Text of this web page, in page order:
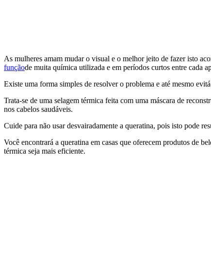
As mulheres amam mudar o visual e o melhor jeito de fazer isto
funçãode muita química utilizada e em períodos curtos entre cada
Existe uma forma simples de resolver o problema e até mesmo
Trata-se de uma selagem térmica feita com uma máscara de
nos cabelos saudáveis.
Cuide para não usar desvairadamente a queratina, pois isto pode
Você encontrará a queratina em casas que oferecem produtos de
térmica seja mais eficiente.